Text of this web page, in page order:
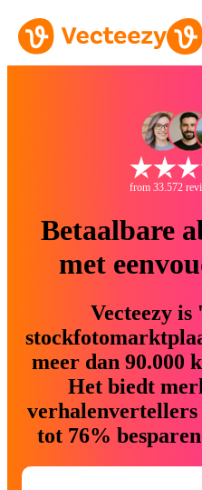
from 33.572
Betaalbare
met
Vecteezy is
meer dan 90.000
Het biedt
verhalenvertellers
tot 76%